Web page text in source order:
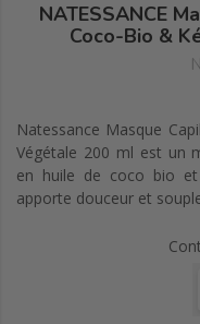
NATESSANCE
Coco-Bio &
Natessance Masque
Végétale 200 ml est un
en huile de coco bio
apporte douceur et
Testé sous contrôle